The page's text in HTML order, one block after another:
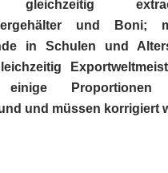
und Boni;
in Schulen und
Proportionen
und müssen korrigiert